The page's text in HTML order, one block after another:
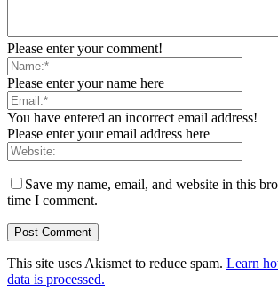
Please enter your comment!
Please enter your name here
You have entered an incorrect email address!
Please enter your email address here
Save my name, email, and website in this
time I comment.
This site uses Akismet to reduce spam. Learn
data is processed.